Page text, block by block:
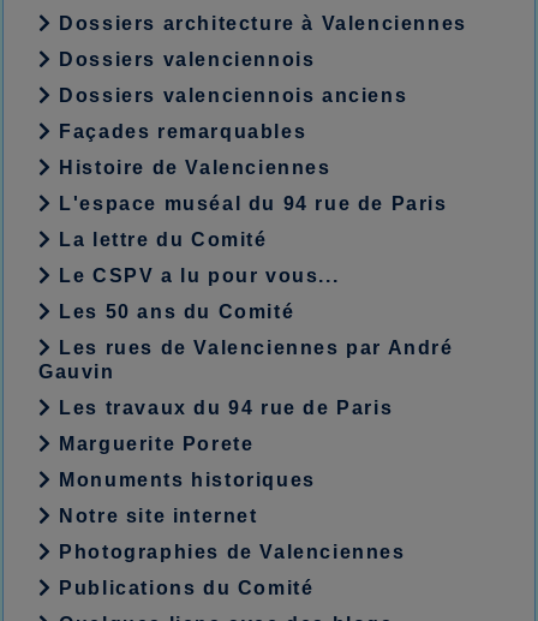
Dossiers architecture à Valenciennes
Dossiers valenciennois
Dossiers valenciennois anciens
Façades remarquables
Histoire de Valenciennes
L'espace muséal du 94 rue de Paris
La lettre du Comité
Le CSPV a lu pour vous...
Les 50 ans du Comité
Les rues de Valenciennes par André
Gauvin
Les travaux du 94 rue de Paris
Marguerite Porete
Monuments historiques
Notre site internet
Photographies de Valenciennes
Publications du Comité